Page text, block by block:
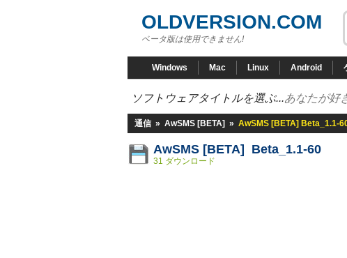
OLDVERSION.COM
ベータ版は使用できません!
Windows Mac Linux Android
ソフトウェアタイトルを選ぶ...あなたが好
通信 » AwSMS [BETA] » AwSMS [BETA] Beta_1.1-
AwSMS [BETA] Beta_1.1-60
31 ダウンロード